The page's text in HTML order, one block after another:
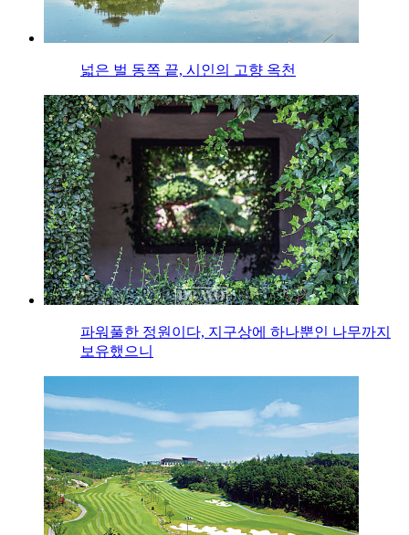
넓은 벌 동쪽 끝, 시인의 고향 옥천
파워풀한 정원이다, 지구상에 하나뿐인 나무까지
보유했으니